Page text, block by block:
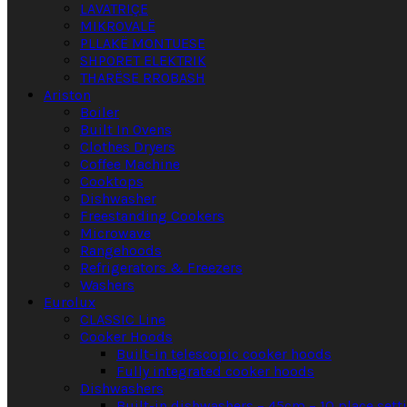
LAVATRIÇE
MIKROVALË
PLLAKË MONTUESE
SHPORET ELEKTRIK
THARËSE RROBASH
Ariston
Boiler
Built In Ovens
Clothes Dryers
Coffee Machine
Cooktops
Dishwasher
Freestanding Cookers
Microwave
Rangehoods
Refrigerators & Freezers
Washers
Eurolux
CLASSIC Line
Cooker Hoods
Built-in telescopic cooker hoods
Fully integrated cooker hoods
Dishwashers